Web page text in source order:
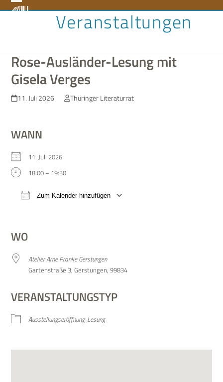
to Open
Close
Veranstaltungen
Rose-Ausländer-Lesung mit
Gisela Verges
11. Juli 2026 Thüringer Literaturrat
WANN
11. Juli 2026
18:00 – 19:30
Zum Kalender hinzufügen
WO
Ate­lier Arne Pranke Gerstungen
Gar­ten­straße 3, Ger­stun­gen, 99834
VERANSTALTUNGSTYP
Aus­stel­lungs­er­öff­nung Lesung